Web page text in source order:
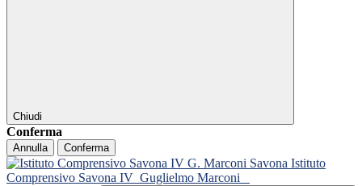
Chiudi
Conferma
Annulla Conferma
Istituto
Comprensivo Savona IV Guglielmo Marconi